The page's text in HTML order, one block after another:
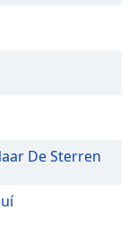
De Sterren